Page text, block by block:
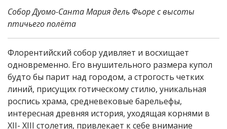
Собор Дуомо-Санта Мария дель Фьоре c высоты
птичьего полёта
Флорентийский собор удивляет и восхищает
одновременно. Его внушительного размера купол
будто бы парит над городом, а строгость четких
линий, присущих готическому стилю, уникальная
роспись храма, средневековые барельефы,
интересная древняя история, уходящая корнями в
XII- XIII столетия, привлекает к себе внимание